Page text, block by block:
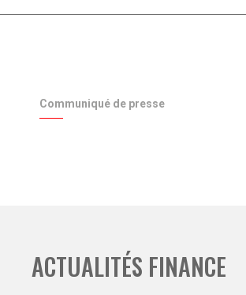
Communiqué de presse
ACTUALITÉS FINANCE